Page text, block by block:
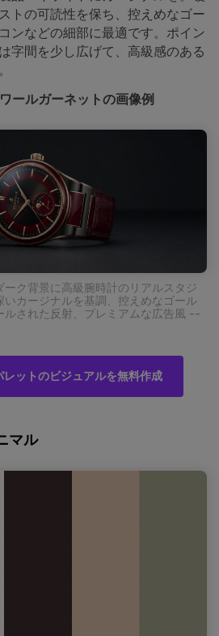
トの可読性を保ち、控えめなゴー
ンなどの細部に最適です。ポイン
字間を少し広げて、高級感のある
ールガーネットの画像例
ク背景に高級腕時計のリアルスタジ
いカージナルを基調、控えめなゴール
ルされた反射、プレミアムな広告風 --
ットのビジュアルを無料作成
マル